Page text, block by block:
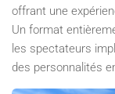
offrant une
Un format
les spectateurs
des personnalités